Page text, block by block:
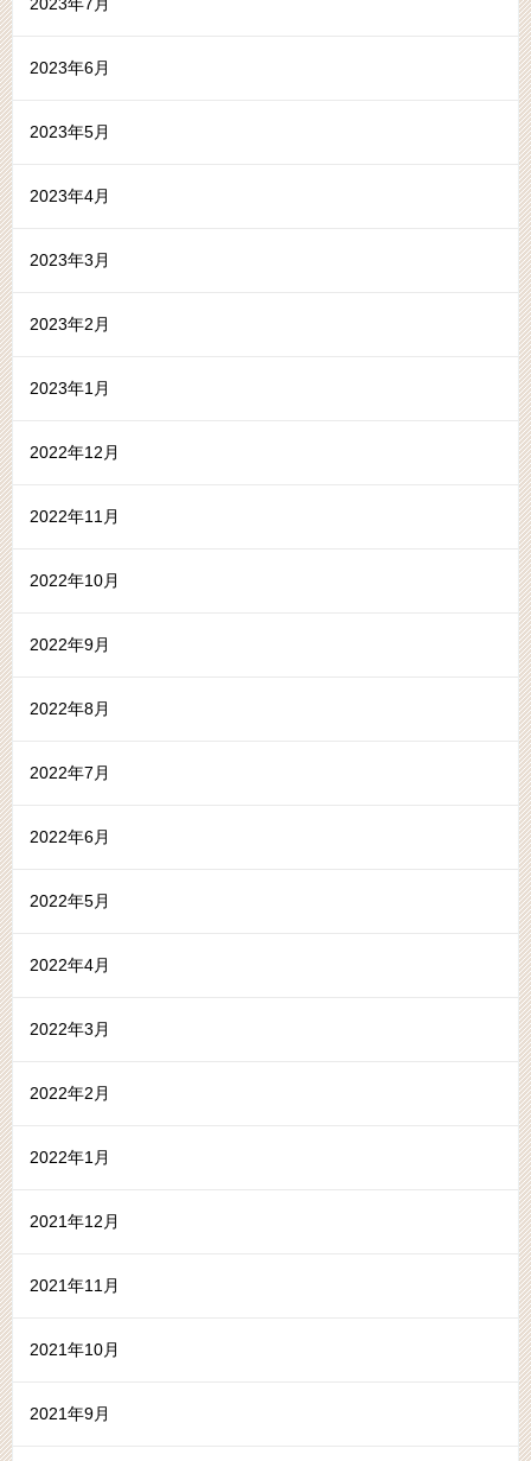
2023年6月
2023年5月
2023年4月
2023年3月
2023年2月
2023年1月
2022年12月
2022年11月
2022年10月
2022年9月
2022年8月
2022年7月
2022年6月
2022年5月
2022年4月
2022年3月
2022年2月
2022年1月
2021年12月
2021年11月
2021年10月
2021年9月